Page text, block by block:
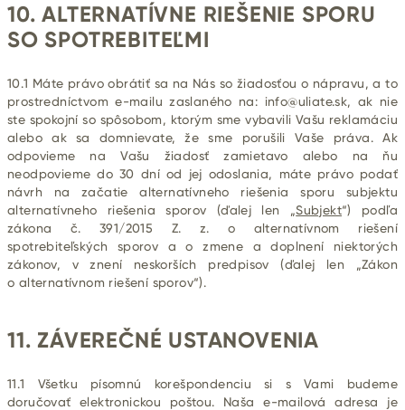
10. ALTERNATÍVNE RIEŠENIE SPORU
SO SPOTREBITEĽMI
10.1 Máte právo obrátiť sa na Nás so žiadosťou o nápravu, a to
prostredníctvom e-mailu zaslaného na: info@uliate.sk, ak nie
ste spokojní so spôsobom, ktorým sme vybavili Vašu reklamáciu
alebo ak sa domnievate, že sme porušili Vaše práva. Ak
odpovieme na Vašu žiadosť zamietavo alebo na ňu
neodpovieme do 30 dní od jej odoslania, máte právo podať
návrh na začatie alternatívneho riešenia sporu subjektu
alternatívneho riešenia sporov (ďalej len „Subjekt“) podľa
zákona č. 391/2015 Z. z. o alternatívnom riešení
spotrebiteľských sporov a o zmene a doplnení niektorých
zákonov, v znení neskorších predpisov (ďalej len „Zákon
o alternatívnom riešení sporov“).
11. ZÁVEREČNÉ USTANOVENIA
11.1 Všetku písomnú korešpondenciu si s Vami budeme
doručovať elektronickou poštou. Naša e-mailová adresa je